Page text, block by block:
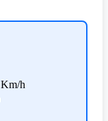
Km/h